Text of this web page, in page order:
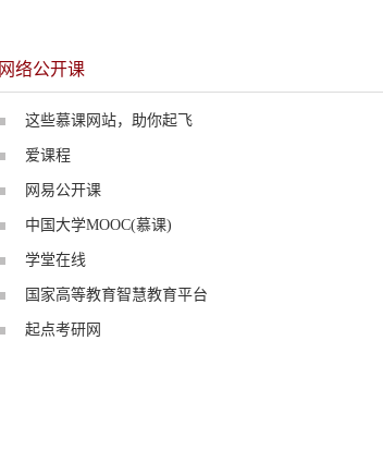
网络公开课
这些慕课网站，助你起飞
爱课程
网易公开课
中国大学MOOC(慕课)
学堂在线
国家高等教育智慧教育平台
起点考研网